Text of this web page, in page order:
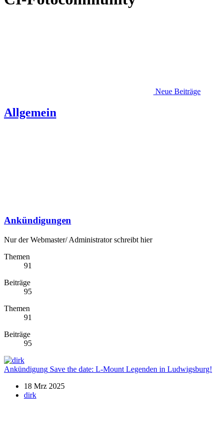
Neue Beiträge
Allgemein
Ankündigungen
Nur der Webmaster/ Administrator schreibt hier
Themen
91
Beiträge
95
Themen
91
Beiträge
95
Ankündigung Save the date: L-Mount Legenden in Ludwigsburg!
18 Mrz 2025
dirk